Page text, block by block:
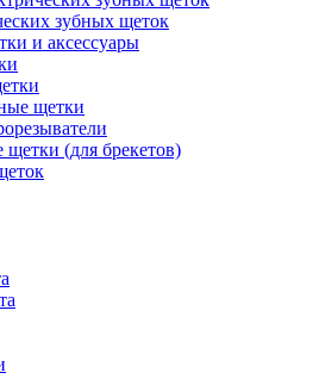
зубных щеток
и аксессуары
щетки
(для брекетов)